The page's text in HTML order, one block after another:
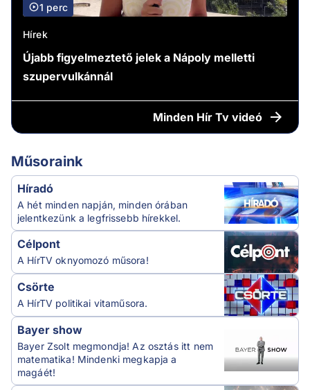
1 perc
Hírek
Újabb figyelmeztető jelek a Nápoly melletti
szupervulkánnál
Minden Hír Tv videó
Műsoraink
Híradó
A hét minden napján, minden órában
jelentkezünk a legfrissebb hírekkel.
Célpont
A HírTV oknyomozó műsora!
Csörte
A HírTV politikai vitaműsora.
Bayer show
Bayer Zsolt megmondja! Az osztás itt nem
matematika! Mindenki megkapja a
magáét!